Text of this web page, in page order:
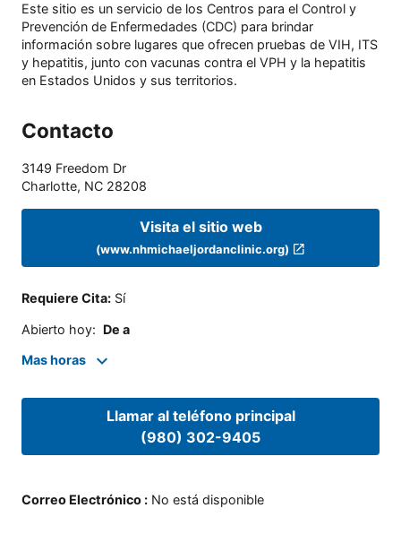
Este sitio es un servicio de los Centros para el Control y
Prevención de Enfermedades (CDC) para brindar
información sobre lugares que ofrecen pruebas de VIH, ITS
y hepatitis, junto con vacunas contra el VPH y la hepatitis
en Estados Unidos y sus territorios.
Contacto
3149 Freedom Dr
Charlotte, NC 28208
Visita el sitio web
(www.nhmichaeljordanclinic.org)
Requiere Cita: Sí
Abierto hoy: De a
Mas horas
Llamar al teléfono principal
(980) 302-9405
Correo Electrónico : No está disponible